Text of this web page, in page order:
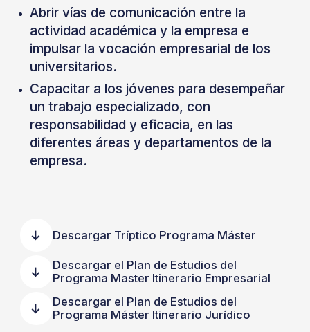
Abrir vías de comunicación entre la
actividad académica y la empresa e
impulsar la vocación empresarial de los
universitarios.
Capacitar a los jóvenes para desempeñar
un trabajo especializado, con
responsabilidad y eficacia, en las
diferentes áreas y departamentos de la
empresa.
Descargar Tríptico Programa Máster
Descargar el Plan de Estudios del
Programa Master Itinerario Empresarial
Descargar el Plan de Estudios del
Programa Máster Itinerario Jurídico